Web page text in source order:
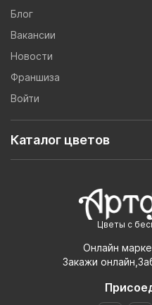
Цветы с
Онлайн
Закажи
Блог
Вакансии
Новости
Франшиза
Войти
Каталог цветов